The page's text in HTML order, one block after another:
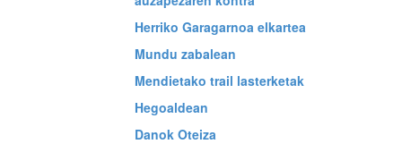
Herriko Garagarnoa elkartea
Mundu zabalean
Mendietako trail lasterketak
Hegoaldean
Danok Oteiza